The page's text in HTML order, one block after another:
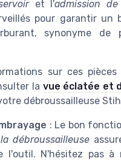
et l'admission
pour garantir un
synonyme de
sur ces pièces
la vue éclatée et
débroussailleuse
: Le bon
débroussailleuse
l'outil. N'hésitez pas à